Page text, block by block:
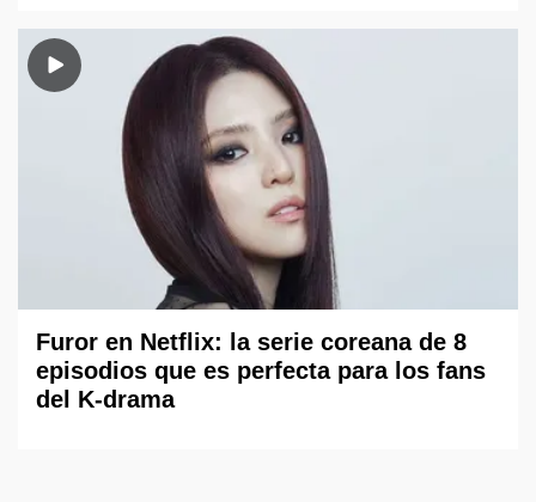
Furor en Netflix: la serie coreana de 8
episodios que es perfecta para los fans
del K-drama